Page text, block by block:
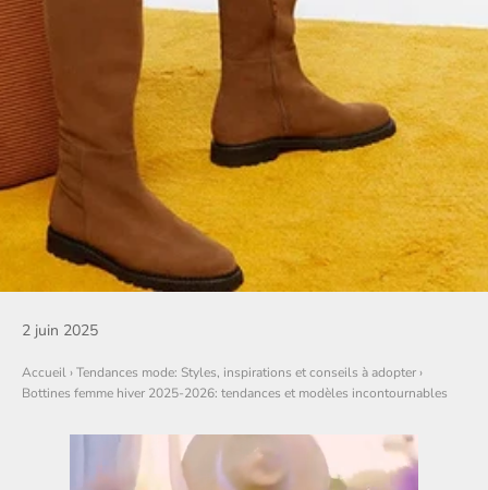
2 juin 2025
Accueil›Tendances mode: Styles, inspirations et conseils à adopter›
Bottines femme hiver 2025-2026: tendances et modèles incontournables